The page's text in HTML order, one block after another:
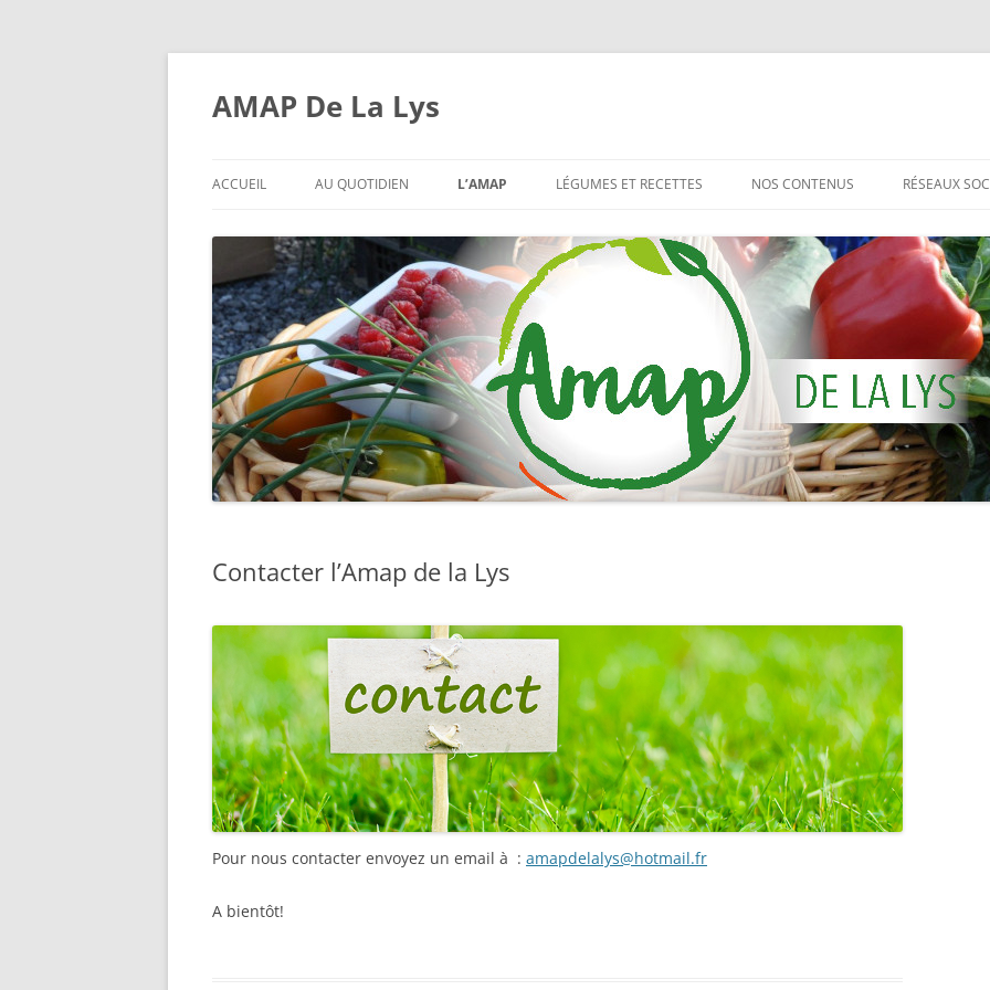
Aller
AMAP De La Lys
ACCUEIL AU QUOTIDIEN L’AMAP
L’AMAP DE LA LYS
L’EXPLOITATION
CONTACTER L’AMAP
LÉGUMES ET RECETTES
LE COIN RECETTES
NOS CONTENUS
LES NEWSLETTER D’AGNÈS
ARTICLES DE PRESSE
RÉSEAUX
Contacter l’Amap de la Lys
Pour nous contacter envoyez un email à : amapdelalys@hotmail.fr
A bientôt!